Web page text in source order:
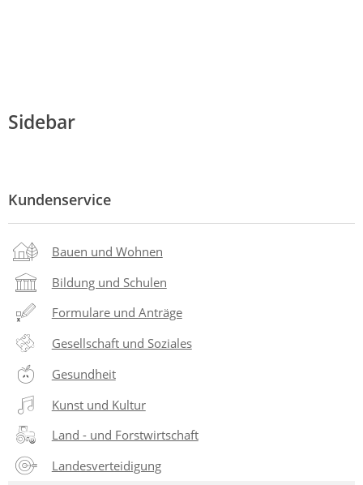
Sidebar
Kundenservice
Bauen und Wohnen
Bildung und Schulen
Formulare und Anträge
Gesellschaft und Soziales
Gesundheit
Kunst und Kultur
Land - und Forstwirtschaft
Landesverteidigung